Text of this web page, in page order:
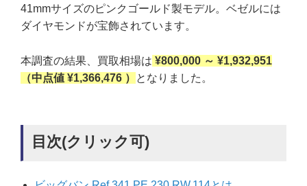
41mmサイズのピンクゴールド製モデル。ベゼルには
ダイヤモンドが宝飾されています。
本調査の結果、買取相場は ¥800,000 ～ ¥1,932,951
（中点値 ¥1,366,476 ）
となりました。
目次(クリック可)